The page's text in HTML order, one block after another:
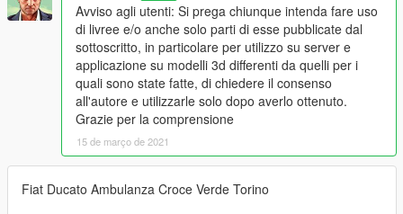
Avviso agli utenti: Si prega chiunque intenda fare uso
di livree e/o anche solo parti di esse pubblicate dal
sottoscritto, in particolare per utilizzo su server e
applicazione su modelli 3d differenti da quelli per i
quali sono state fatte, di chiedere il consenso
all'autore e utilizzarle solo dopo averlo ottenuto.
Grazie per la comprensione
15 de março de 2021
Fiat Ducato Ambulanza Croce Verde Torino